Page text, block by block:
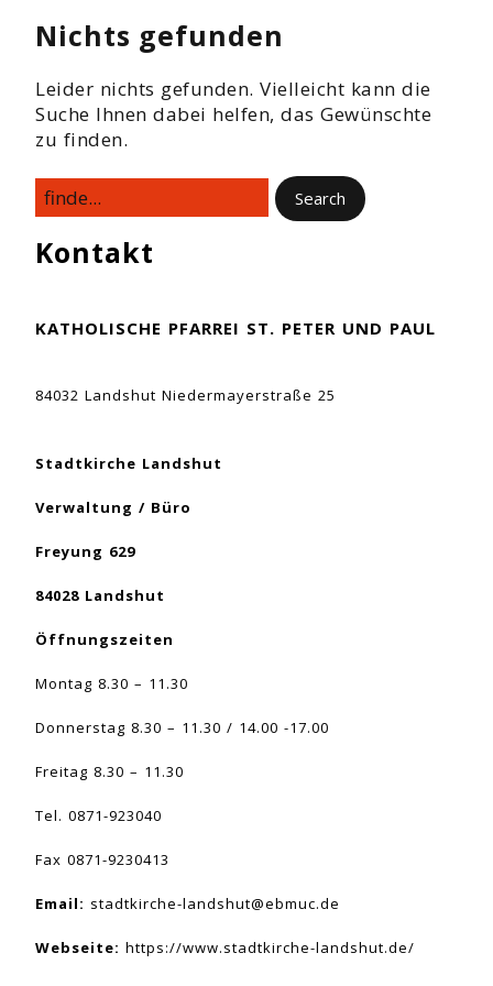
Nichts gefunden
Leider nichts gefunden. Vielleicht kann die
Suche Ihnen dabei helfen, das Gewünschte
zu finden.
Kontakt
KATHOLISCHE PFARREI ST. PETER UND PAUL
84032 Landshut Niedermayerstraße 25
Stadtkirche Landshut
Verwaltung / Büro
Freyung 629
84028 Landshut
Öffnungszeiten
Montag 8.30 – 11.30
Donnerstag 8.30 – 11.30 / 14.00 -17.00
Freitag 8.30 – 11.30
Tel. 0871-923040
Fax 0871-9230413
Email: stadtkirche-landshut@ebmuc.de
Webseite: https://www.stadtkirche-landshut.de/